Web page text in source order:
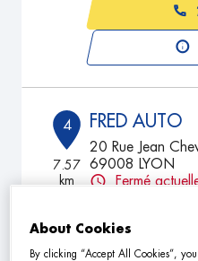
4
7.57
km
FRED AUTO
20 Rue Jean
69008 LYON
Fermé
About Cookies
By clicking “Accept All Cookies”,